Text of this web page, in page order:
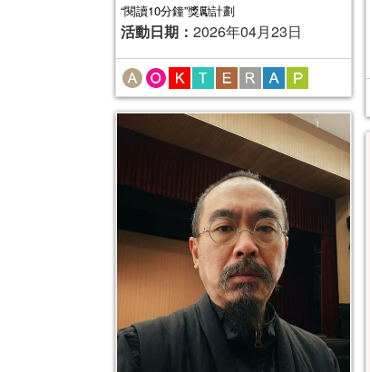
“閱讀10分鐘”獎勵計劃
活動日期： 2026年04月23日